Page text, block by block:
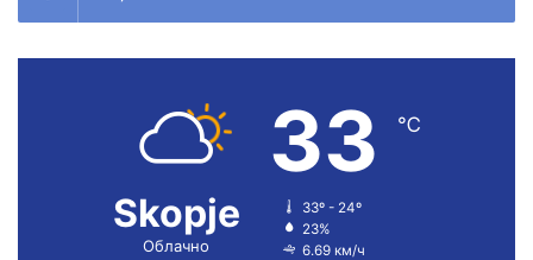
Skopje
Облачно
33 ℃
33º - 24º
23%
6.69 км/ч